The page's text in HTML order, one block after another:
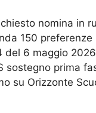
nomina in
150
del 6 maggio
sostegno prima
su Orizzonte